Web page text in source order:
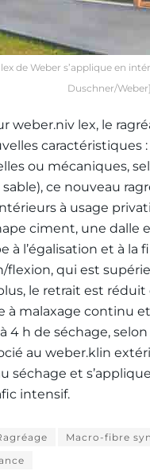
de Weber s’applique en
Duschner/Weber]
weber.niv lex, le
caractéristiques
ou mécaniques,
ce nouveau
à usage
ciment, une
à l’égalisation et à
qui est
le retrait est
à malaxage continu
4 h de séchage,
au weber.klin
séchage et
intensif.
Macro-fibre